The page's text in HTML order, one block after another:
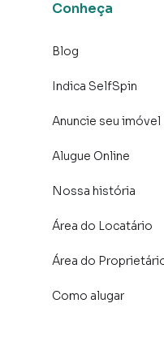
SERÃO EFETUADOS
Conheça
Blog
Indica SelfSpin
Anuncie seu imóvel
Alugue Online
Nossa história
Área do Locatário
Área do
Como alugar